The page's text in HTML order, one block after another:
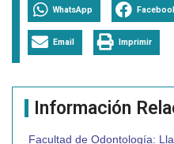
WhatsApp
Email Imprimir
Información
Facultad de Odontología: